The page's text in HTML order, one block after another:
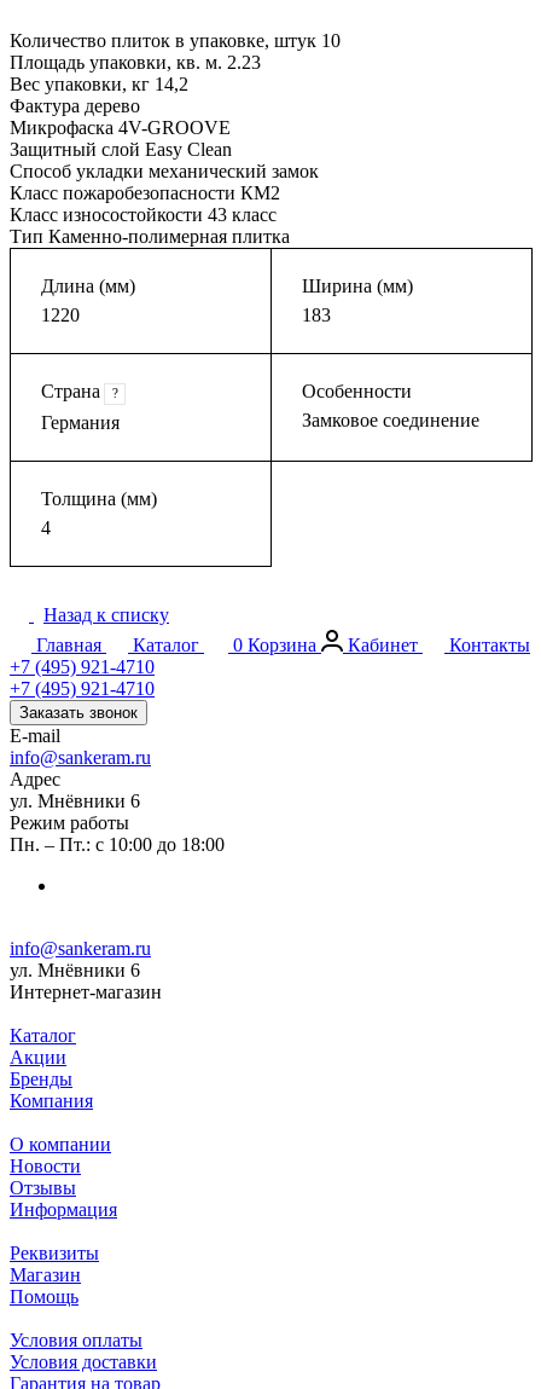
Количество плиток в упаковке, штук 10
Площадь упаковки, кв. м. 2.23
Вес упаковки, кг 14,2
Фактура дерево
Микрофаска 4V-GROOVE
Защитный слой Easy Clean
Способ укладки механический замок
Класс пожаробезопасности КМ2
Класс износостойкости 43 класс
Тип Каменно-полимерная плитка
Длина (мм)
1220
Ширина (мм)
183
Страна ?
Германия
Особенности
Замковое соединение
Толщина (мм)
4
Назад к списку
Главная
Каталог 0 Корзина Кабинет
Контакты
+7 (495) 921-4710
+7 (495) 921-4710
Заказать звонок
E-mail
info@sankeram.ru
Адрес
ул. Мнёвники 6
Режим работы
Пн. – Пт.: с 10:00 до 18:00
info@sankeram.ru
ул. Мнёвники 6
Интернет-магазин
Каталог
Акции
Бренды
Компания
О компании
Новости
Отзывы
Информация
Реквизиты
Магазин
Помощь
Условия оплаты
Условия доставки
Гарантия на товар